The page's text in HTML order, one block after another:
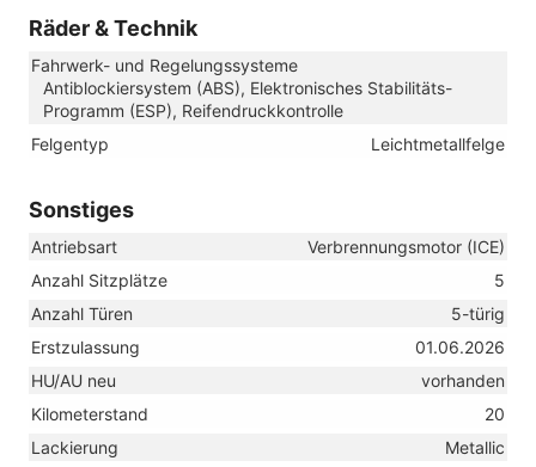
Räder & Technik
Fahrwerk- und Regelungssysteme
Antiblockiersystem (ABS), Elektronisches Stabilitäts-
Programm (ESP), Reifendruckkontrolle
Felgentyp
Leichtmetallfelge
Sonstiges
Antriebsart
Verbrennungsmotor (ICE)
Anzahl Sitzplätze
5
Anzahl Türen
5-türig
Erstzulassung
01.06.2026
HU/AU neu
vorhanden
Kilometerstand
20
Lackierung
Metallic